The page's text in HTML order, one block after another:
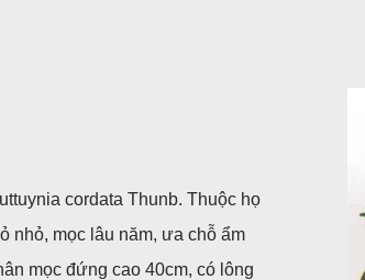
cordata Thunb. Thuộc họ
nhỏ, mọc lâu năm, ưa chỗ ẩm
mọc đứng cao 40cm, có lông